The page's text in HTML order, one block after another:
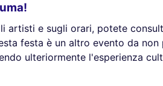
artisti e sugli orari, potete
festa è un altro evento da
ulteriormente l'esperienza